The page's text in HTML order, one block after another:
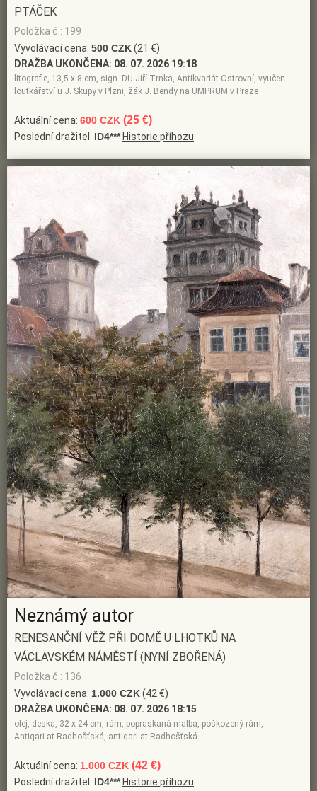
PTÁČEK
Položka č.: 199
Vyvolávací cena: 500 CZK(21 €)
DRAŽBA UKONČENA: 08. 07. 2026 19:18
litografie, 13,5 x 8 cm, sign. DU Jiří Trnka, Antikvariát Ostrovní, vyučen
loutkářství u J. Skupy v Plzni, žák J. Bendy na UMPRUM v Praze
Aktuální cena: 600 CZK (25 €)
Poslední dražitel: ID4*** Historie příhozu
Neznámý autor
RENESANČNÍ VĚŽ PŘI DOMĚ U LHOTKŮ NA
VÁCLAVSKÉM NÁMĚSTÍ (NYNÍ ZBOŘENÁ)
Položka č.: 136
Vyvolávací cena: 1.000 CZK(42 €)
DRAŽBA UKONČENA: 08. 07. 2026 18:15
olej, deska, 32 x 24 cm, rám, popraskaná malba, poškozený rám,
Antiqari.at Radhošťská, antiqari.at Radhošťská
Aktuální cena: 1.000 CZK (42 €)
Poslední dražitel: ID4*** Historie příhozu